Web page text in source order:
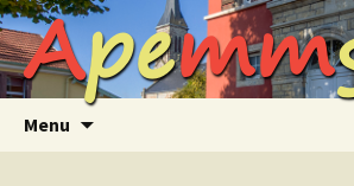
Aller
au
contenu
Apemm
Menu